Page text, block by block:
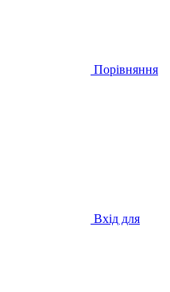
Порівняння
Вхід для